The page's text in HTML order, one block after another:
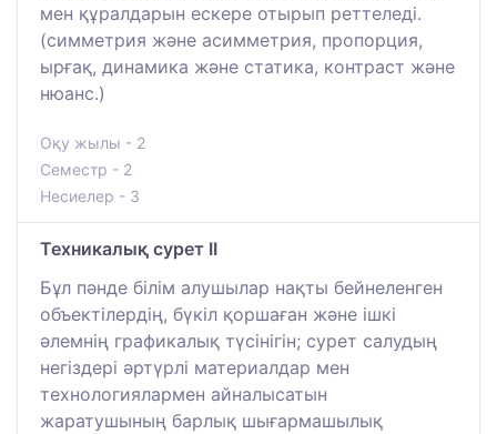
мен құралдарын ескере отырып реттеледі.
(симметрия және асимметрия, пропорция,
ырғақ, динамика және статика, контраст және
нюанс.)
Оқу жылы - 2
Семестр - 2
Несиелер - 3
Техникалық сурет II
Бұл пәнде білім алушылар нақты бейнеленген
объектілердің, бүкіл қоршаған және ішкі
әлемнің графикалық түсінігін; сурет салудың
негіздері әртүрлі материалдар мен
технологиялармен айналысатын
жаратушының барлық шығармашылық